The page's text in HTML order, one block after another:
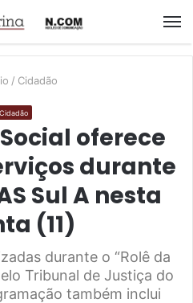
/ Cidadão
Cidadão
oferece
durante
Sul A nesta
(11)
durante o “Rolê da
Tribunal de Justiça do
também inclui